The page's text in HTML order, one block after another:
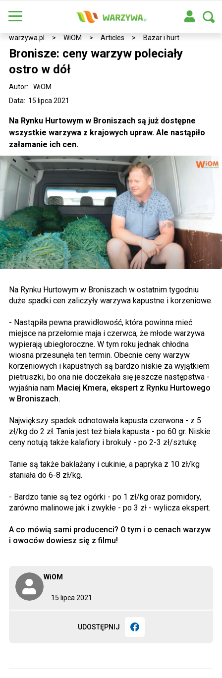
warzywa.pl > WiOM > Articles > Bazar i hurt
Bronisze: ceny warzyw poleciały
ostro w dół
Data: 15 lipca 2021
Autor: WiOM
15 lipca 2021
WiOM
UDOSTĘPNIJ
Na Rynku Hurtowym w Broniszach są już dostępne
wszystkie warzywa z krajowych upraw. Ale nastąpiło
załamanie ich cen.
Na Rynku Hurtowym w Broniszach w ostatnim tygodniu
duże spadki cen zaliczyły warzywa kapustne i korzeniowe.
- Nastąpiła pewna prawidłowość, która powinna mieć
miejsce na przełomie maja i czerwca, że młode warzywa
wypierają ubiegłoroczne. W tym roku jednak chłodna
wiosna przesunęła ten termin. Obecnie ceny warzyw
korzeniowych i kapustnych są bardzo niskie za wyjątkiem
pietruszki, bo ona nie doczekała się jeszcze następstwa -
wyjaśnia nam Maciej Kmera, ekspert z Rynku Hurtowego
w Broniszach.
Największy spadek odnotowała kapusta czerwona - z 5
zł/kg do 2 zł. Tania jest też biała kapusta - po 60 gr. Niskie
ceny notują także kalafiory i brokuły - po 2-3 zł/sztukę.
Tanie są także bakłażany i cukinie, a papryka z 10 zł/kg
staniała do 6-8 zł/kg.
- Bardzo tanie są tez ogórki - po 1 zł/kg oraz pomidory,
zarówno malinowe jak i zwykłe - po 3 zł - wylicza ekspert.
A co mówią sami producenci? O tym i o cenach warzyw
i owoców dowiesz się z filmu!